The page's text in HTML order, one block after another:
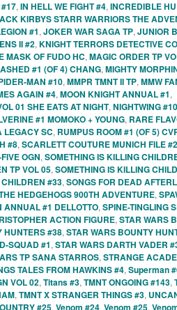
, IN HELL WE FIGHT #4, INCREDIBLE
KIRBYS STARR WARRIORS THE
#1, JOKER WAR SAGA TP, JUNIOR
II #2, KNIGHT TERRORS DETECTIVE
MASK OF FUDO HC, MAGIC ORDER TP
#1 (OF 4) CHANG, MIGHTY
MAN #10, MMPR TMNT II TP, MMW
AGAIN #4, MOON KNIGHT ANNUAL #1,
01 SHE EATS AT NIGHT, NIGHTWING
#1 MOMOKO + YOUNG, RARE
LEGACY SC, RUMPUS ROOM #1 (OF 5)
#8, SCARLETT COUTURE MUNICH FILE #2
OGN, SOMETHING IS KILLING
TP VOL 05, SOMETHING IS KILLING
#33, SONGS FOR DEAD
HEDGEHOGS 900TH ADVENTURE,
ANNUAL #1 DELLOTTO, SPINE-TINGLING
ACTION FIGURE, STAR WARS
HUNTERS #38, STAR WARS BOUNTY
SQUAD #1, STAR WARS DARTH VADER
TP SANA STARROS, STRANGE
TALES FROM HAWKINS #4, Superman
VOL 02, Titans #3, TMNT ONGOING #143,
, TMNT X STRANGER THINGS #3,
#25, Venom #24, Venom #25,